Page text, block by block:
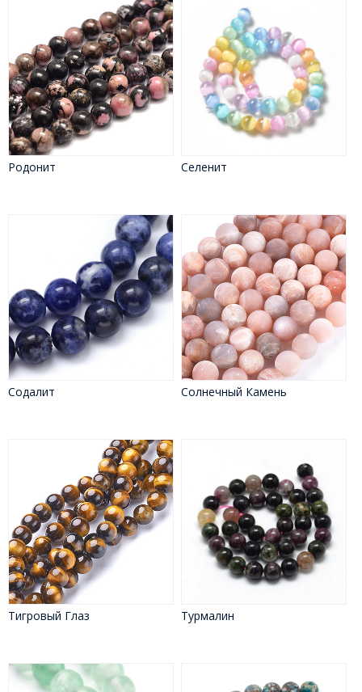
Родонит Селенит
Содалит Солнечный Камень
Тигровый Глаз Турмалин